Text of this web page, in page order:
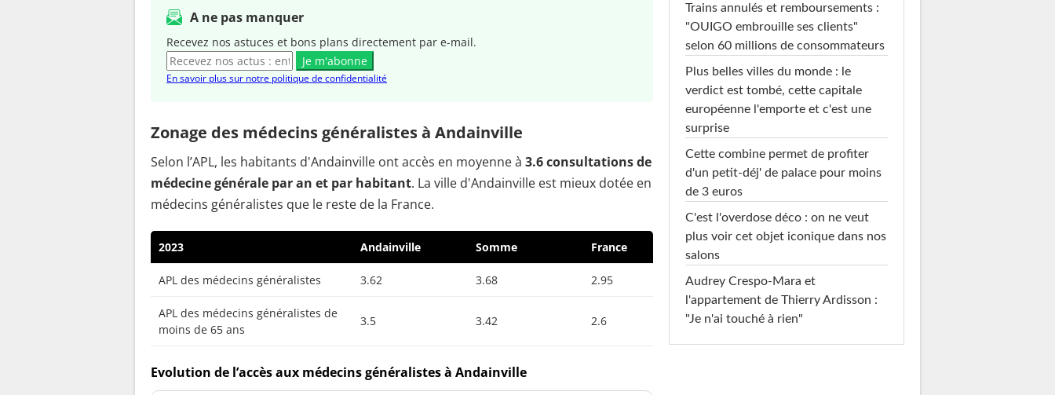
A ne pas manquer
Recevez nos astuces et bons plans directement par e-mail.
Je m'abonne
En savoir plus sur notre politique de confidentialité
Zonage des médecins généralistes à Andainville
Selon l’APL, les habitants d'Andainville ont accès en moyenne à 3.6 consultations de
médecine générale par an et par habitant. La ville d'Andainville est mieux dotée en
médecins généralistes que le reste de la France.
2023 Andainville Somme France
APL des médecins généralistes 3.62 3.68 2.95
APL des médecins généralistes de
moins de 65 ans
3.5 3.42 2.6
Evolution de l’accès aux médecins généralistes à Andainville
Trains annulés et remboursements :
"OUIGO embrouille ses clients"
selon 60 millions de consommateurs
Plus belles villes du monde : le
verdict est tombé, cette capitale
européenne l'emporte et c'est une
surprise
Cette combine permet de profiter
d'un petit-déj' de palace pour moins
de 3 euros
C'est l'overdose déco : on ne veut
plus voir cet objet iconique dans nos
salons
Audrey Crespo-Mara et
l'appartement de Thierry Ardisson :
"Je n'ai touché à rien"